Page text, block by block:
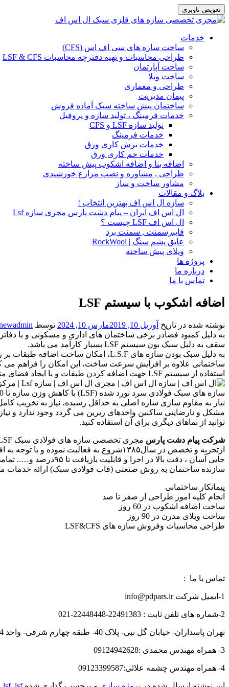
تعویض ناوبری
رفتن
خدمات
ساخت سازه های سی اف اس (CFS)
طراحی محاسبات و تهیه دفترچه محاسبات LSF & CFS
ساخت آپارتمان
ساخت ویلا
طراحی و معماری
پیمان مدیریت
ساختمان پیش ساخته سبک آماده فروش
خدمات فرمینگ ، تولید سازه و پروفیل
تولید سازه LSF و CFS
خدمات فرمینگ
خدمات برش کاری ورق
خدمات خم کاری ورق
اضافه بنا و اضافه اشکوب پیش ساخته
طراحی , مشاوره و نصب مزارع خورشیدی
مشاور ساخت و ساز
بلاگ و مقالات
سازه ال اس اف بهترین انتخاب !
ال اس اف ایران – پیام دشت پارس مجری سازه Lsf
ال اس اف LSF چیست ؟
فایبرسمنت , سمنت برد
عایق پشم سنگ | RockWool
ویلای پیش ساخته
پروژه ها
درباره ما
تماس با ما
اضافه اشکوب با سیستم LSF
نوشته شده در تاریخ آوریل 10, 2019 مارس 10, 2024 توسط
سقف به دلیل سبک بون سیستم LSF بسیار کارآمد می باشد.
ساختمانی علاوه بر افزایش سرعت ساخت، این امکان را فراهم
استفاده از سیستم LSF جهت اضافه کردن طبقات و یا ایجاد فضای مناسب بر روی سقف به دلیل سبک بودن سیستم LSF بسیار کارآمد می باشد.
نیاز به مقاوم سازی سازه اصلی به حداقل رسیده، نیاز به
مشکل و نارضایتی ساکنین واحدهای زیرین می گردد وجود ندارد و
توانید از نماهای دیگری برای آن استفاده کنید.
شرکت پیام دشت پارس
جایی آسان ، دقت
سازنده ساختمان به روش صنعتی (قاب فولادی سبک) ارائه خدمات
پیمانکار ساختمانی
انجام کلیه امور طراحی از صفر تا صد
ساخت اضافه اشکوب در 60 روز
ساخت ویلای مدرن در 90 روز
طراحی محاسبات وفروش سازه های LSF&CFS
تماس با ما :
1-ایمیل شرکت info@pdpars.ir
2-شماره های تلفن ثابت : 22491383-22448448-021
تهران پاسداران- خیابان گل نبی- پلاک 40- طبقه چهارم شرقی- واحد 404
3- همراه مهندس محمدی :09124942628
4- همراه مهندس چشمه علائی:09123399587